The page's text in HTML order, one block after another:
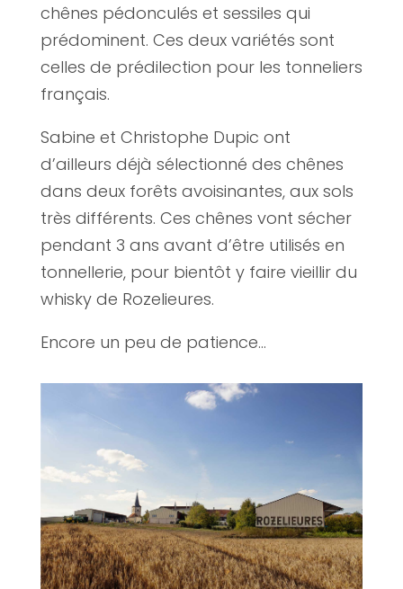
chênes pédonculés et sessiles qui
prédominent. Ces deux variétés sont
celles de prédilection pour les tonneliers
français.
Sabine et Christophe Dupic ont
d’ailleurs déjà sélectionné des chênes
dans deux forêts avoisinantes, aux sols
très différents. Ces chênes vont sécher
pendant 3 ans avant d’être utilisés en
tonnellerie, pour bientôt y faire vieillir du
whisky de Rozelieures.
Encore un peu de patience…